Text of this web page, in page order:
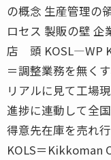
の概念 生産管理の
ロセス 製販の壁 企
店 頭 KOSL―WP
＝調整業務を無く
リアルに見て工場
進捗に連動して全
得意先在庫を売れ
KOLS＝Kikkoman